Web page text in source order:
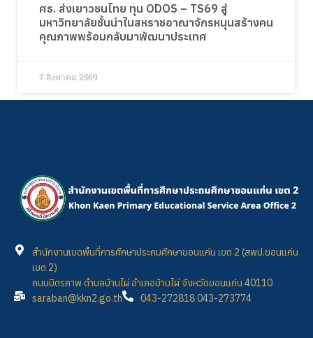
ศธ. ส่งเยาวชนไทย ทุน ODOS – TS69 สู่
มหาวิทยาลัยชั้นนำในสหราชอาณาจักรหนุนสร้างคน
คุณภาพพร้อมกลับมาพัฒนาประเทศ
7 สิงหาคม 2569
สำนักงานเขตพื้นที่การศึกษาประถมศึกษาขอนแก่น เขต 2 (สพป.ขอนแก่น
เขต 2)
ถนนมิตรภาพ ตำบลบ้านไผ่ อำเภอบ้านไผ่ จังหวัดขอนแก่น 40110
saraban@kkn2.go.th
043-272818 043-273774